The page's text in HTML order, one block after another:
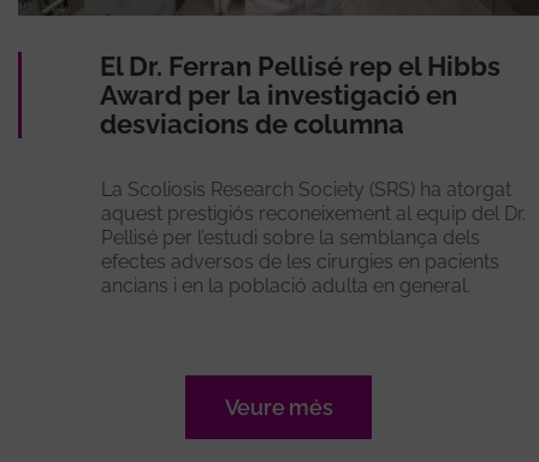
El Dr. Ferran Pellisé rep el Hibbs
Award per la investigació en
desviacions de columna
La Scoliosis Research Society (SRS) ha atorgat
aquest prestigiós reconeixement al equip del Dr.
Pellisé per l’estudi sobre la semblança dels
efectes adversos de les cirurgies en pacients
ancians i en la població adulta en general.
Veure més